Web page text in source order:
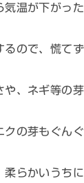
気温が下がった
ので、慌て
や、ネギ等の
の芽もぐん
柔らかいうち